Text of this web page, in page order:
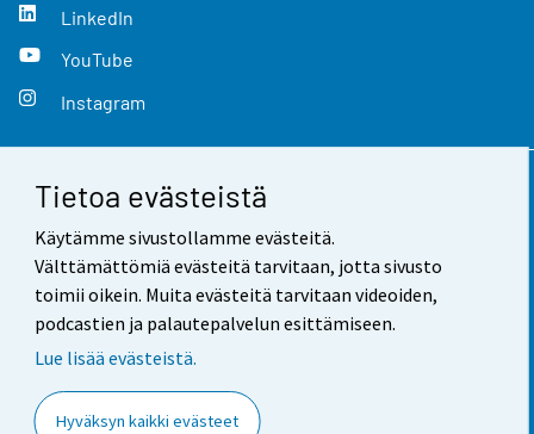
Tietoa evästeistä
Käytämme sivustollamme evästeitä.
Välttämättömiä evästeitä tarvitaan, jotta sivusto
toimii oikein. Muita evästeitä tarvitaan videoiden,
podcastien ja palautepalvelun esittämiseen.
Lue lisää evästeistä.
Hyväksyn kaikki evästeet
LinkedIn
YouTube
Instagram
Yhteystiedot
Palaute
Käyttöehdot
Saavutettavuus